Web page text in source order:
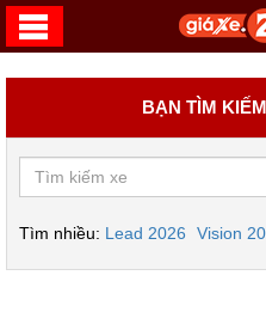
BẠN TÌM
Tìm nhiều: Lead 2026 Vision